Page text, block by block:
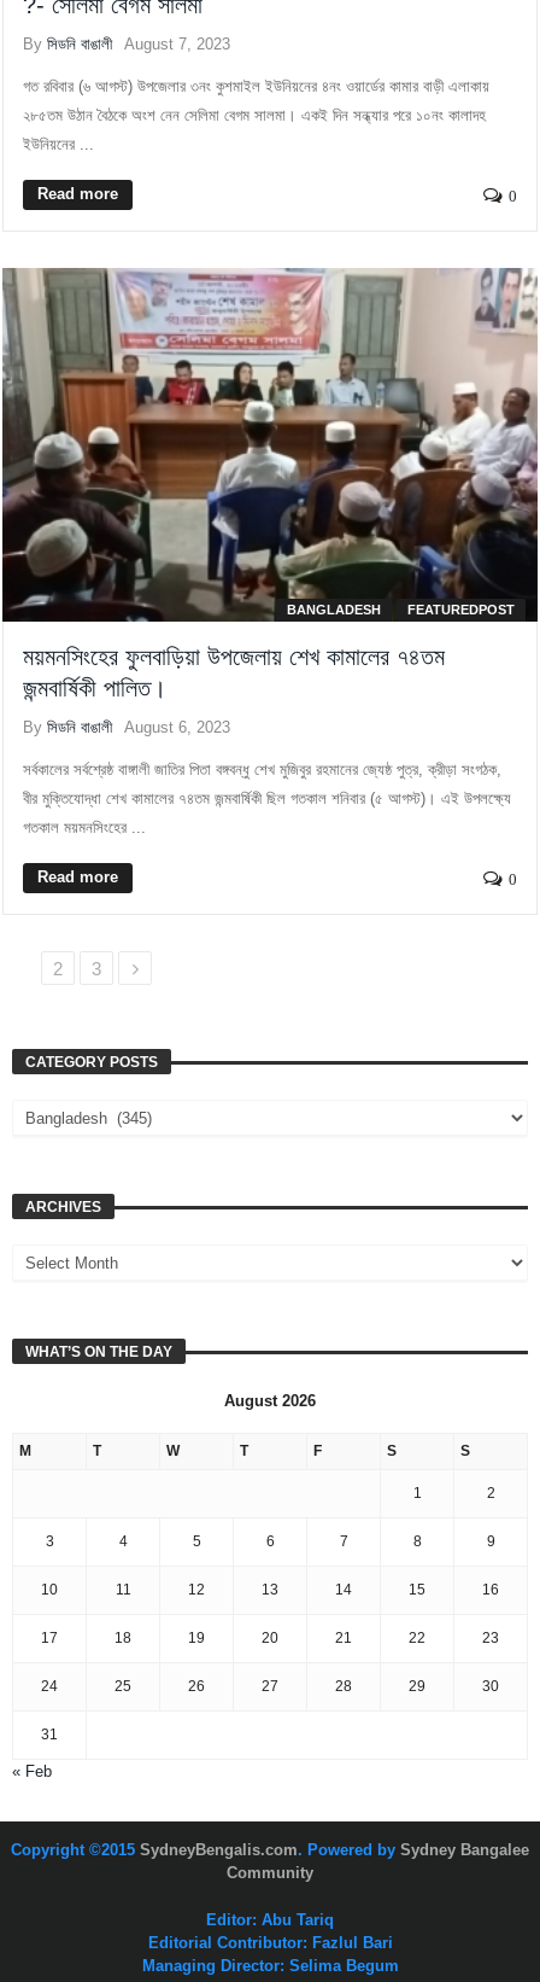
Byসিডনি বাঙালী August 7, 2023
গত রবিবার (৬ আগস্ট) উপজেলার ৩নং কুশমাইল ইউনিয়নের ৪নং ওয়ার্ডের কামার বাড়ী এলাকায়
২৮৫তম উঠান বৈঠকে অংশ নেন সেলিমা বেগম সালমা। একই দিন সন্ধ্যার পরে ১০নং কালাদহ
ইউনিয়নের ...
Read more 0
BANGLADESH FEATUREDPOST
ময়মনসিংহের ফুলবাড়িয়া উপজেলায় শেখ কামালের ৭৪তম
জন্মবার্ষিকী পালিত।
Byসিডনি বাঙালী August 6, 2023
সর্বকালের সর্বশ্রেষ্ঠ বাঙ্গালী জাতির পিতা বঙ্গবন্ধু শেখ মুজিবুর রহমানের জ্যেষ্ঠ পুত্র, ক্রীড়া সংগঠক,
বীর মুক্তিযোদ্ধা শেখ কামালের ৭৪তম জন্মবার্ষিকী ছিল গতকাল শনিবার (৫ আগস্ট)। এই উপলক্ষ্যে
গতকাল ময়মনসিংহের ...
Read more 0
2 3
CATEGORY POSTS
ARCHIVES
WHAT’S ON THE DAY
August 2026
M T W T F S S
1 2
3 4 5 6 7 8 9
10 11 12 13 14 15 16
17 18 19 20 21 22 23
24 25 26 27 28 29 30
31
« Feb
Copyright ©2015 SydneyBengalis.com. Powered by Sydney Bangalee
Community
Editor: Abu Tariq
Editorial Contributor: Fazlul Bari
Managing Director: Selima Begum